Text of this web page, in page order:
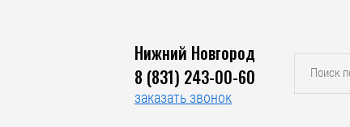
Нижний Новгород
8 (831) 243-00-60
заказать звонок